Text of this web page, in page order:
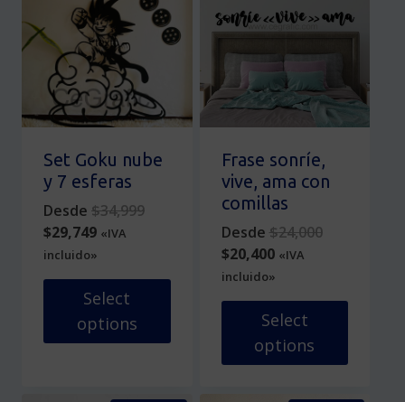
pueden
elegir
en
la
página
de
producto
variantes.
opciones
se
pueden
elegir
en
la
página
producto
Set Goku nube
y 7 esferas
Desde $34,999Original
$34,999.
$29,749Current
price
is:
$29,749.
«IVA
incluido»
Select
options
Frase sonríe,
vive, ama con
comillas
Desde $24,000Original
$24,000.
$20,400Current
price
is:
$20,400.
«IVA
incluido»
Select
options